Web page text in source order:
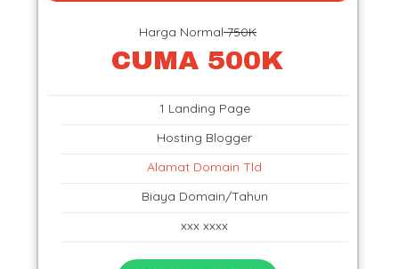
Harga Normal750K
CUMA 500K
1 Landing Page
Hosting Blogger
Alamat Domain Tld
Biaya Domain/Tahun
xxx xxxx